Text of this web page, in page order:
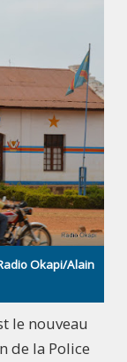
Okapi/Alain
le nouveau
de la Police